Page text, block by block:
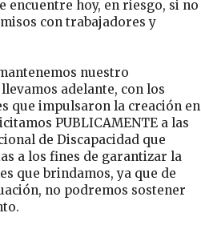
encuentre hoy, en riesgo, si no
con trabajadores y
nuestro
adelante, con los
que impulsaron la creación en
PUBLICAMENTE a las
de Discapacidad que
a los fines de garantizar la
que brindamos, ya que de
no podremos sostener